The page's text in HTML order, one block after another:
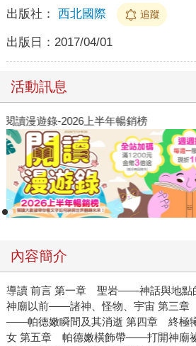
出版社： 西北國際 追蹤
出版日： 2017/04/01
活動訊息
閱讀漫遊錄-2026上半年暢銷榜
內容簡介
導讀 前言 第一章 聖岩——神話與地點
神廟以前——諸神、怪物、宇宙 第三章
——帕德嫩瞬間及其消逝 第四章 終極
女 第五章 帕德嫩橫飾帶——打開神廟